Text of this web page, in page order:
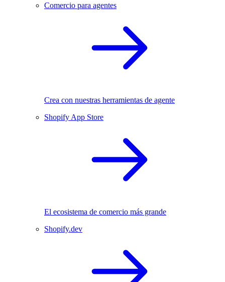
Comercio para agentes
Crea con nuestras herramientas de agente
Shopify App Store
El ecosistema de comercio más grande
Shopify.dev